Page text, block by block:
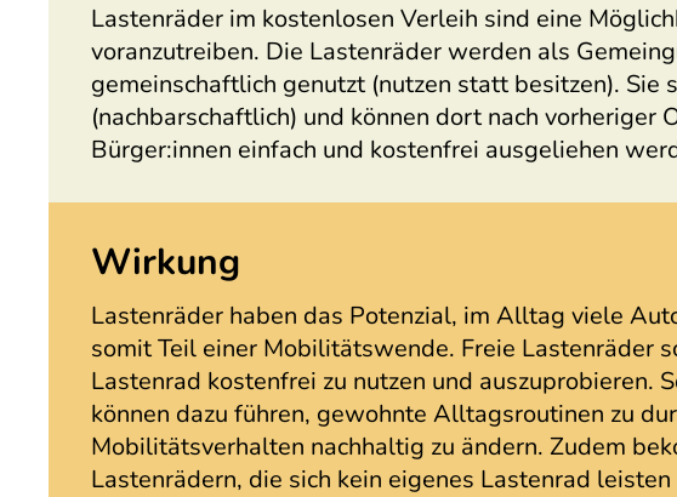
Lastenräder im kostenlosen Verleih sind eine
voranzutreiben. Die Lastenräder werden als
gemeinschaftlich genutzt (nutzen statt besitzen). Sie
(nachbarschaftlich) und können dort nach vorheriger
Bürger:innen einfach und kostenfrei ausgeliehen
Wirkung
Lastenräder haben das Potenzial, im Alltag viele
somit Teil einer Mobilitätswende. Freie Lastenräder
Lastenrad kostenfrei zu nutzen und auszuprobieren.
können dazu führen, gewohnte Alltagsroutinen zu
Mobilitätsverhalten nachhaltig zu ändern. Zudem
Lastenrädern, die sich kein eigenes Lastenrad